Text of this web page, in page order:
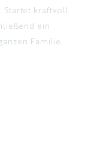
Startet kraftvoll
ein
Familie.